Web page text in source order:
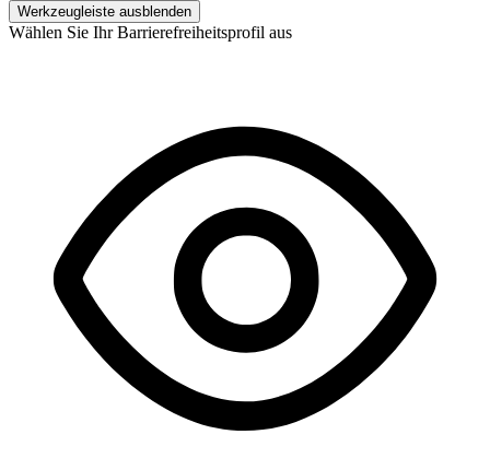
Werkzeugleiste ausblenden
Wählen Sie Ihr Barrierefreiheitsprofil aus